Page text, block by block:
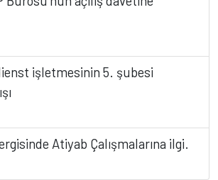
işletmesinin 5. şubesi
Atiyab Çalışmalarına ilgi.